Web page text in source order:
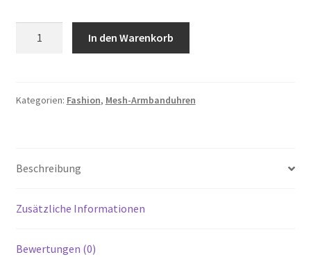
Quarz
Edelstahl
Menge
In den Warenkorb
Kategorien: Fashion, Mesh-Armbanduhren
Beschreibung
Zusätzliche Informationen
Bewertungen (0)